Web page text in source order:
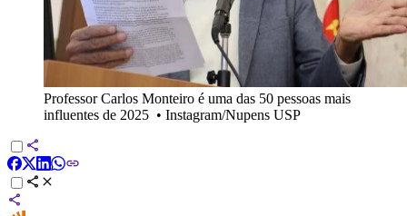
Professor Carlos Monteiro é uma das 50 pessoas mais
influentes de 2025 • Instagram/Nupens USP